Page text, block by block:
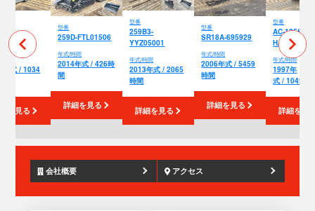
年式 / 1034
を見る
型番
259D-FTL01506
年式/時間
2014年式 / 426時
間
詳細を見る
型番
259B3-
YYZ05001
年式/時間
2013年式 / 2065
時間
詳細を見る
型番
SR18A-695929
年式/時間
2006年式 / 5459
時間
詳細を見る
型番
AC-125S-1-
HA0049
年式/時間
1997年
式 / 10496
詳細を見
会社概要 アクセス